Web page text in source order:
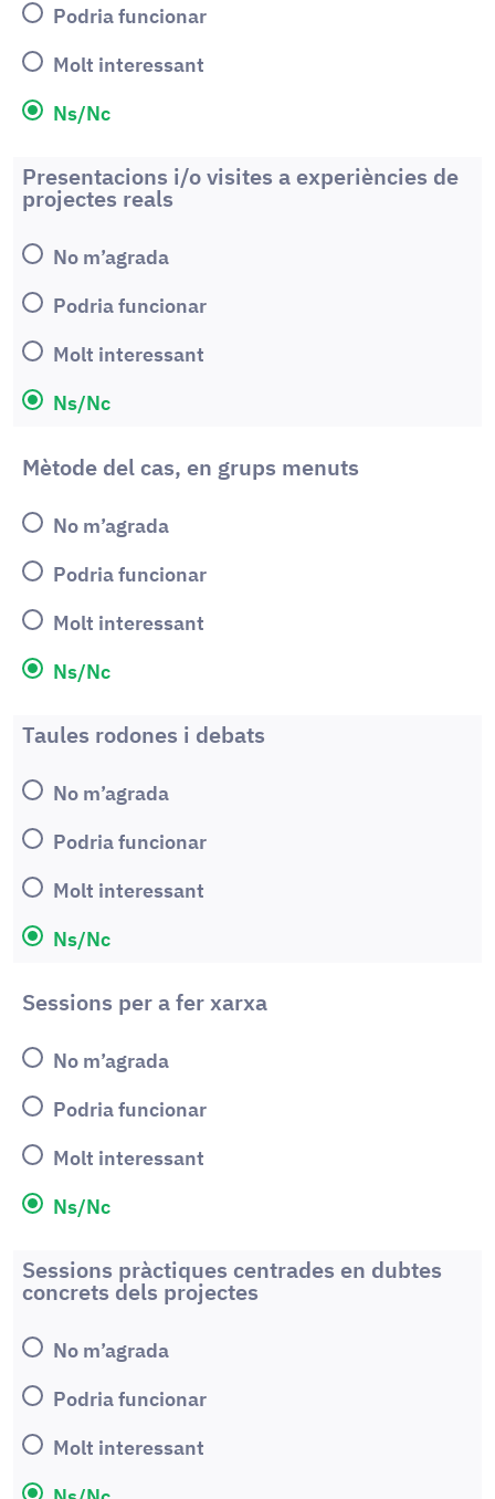
Podria funcionar
Molt interessant
Ns/Nc
Presentacions i/o visites a experiències de
projectes reals
No m’agrada
Podria funcionar
Molt interessant
Ns/Nc
Mètode del cas, en grups menuts
No m’agrada
Podria funcionar
Molt interessant
Ns/Nc
Taules rodones i debats
No m’agrada
Podria funcionar
Molt interessant
Ns/Nc
Sessions per a fer xarxa
No m’agrada
Podria funcionar
Molt interessant
Ns/Nc
Sessions pràctiques centrades en dubtes
concrets dels projectes
No m’agrada
Podria funcionar
Molt interessant